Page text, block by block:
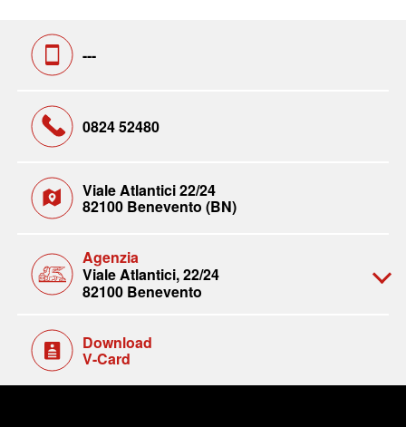
---
0824 52480
Viale Atlantici 22/24
82100 Benevento (BN)
Agenzia
Viale Atlantici, 22/24
82100 Benevento
Download
V-Card